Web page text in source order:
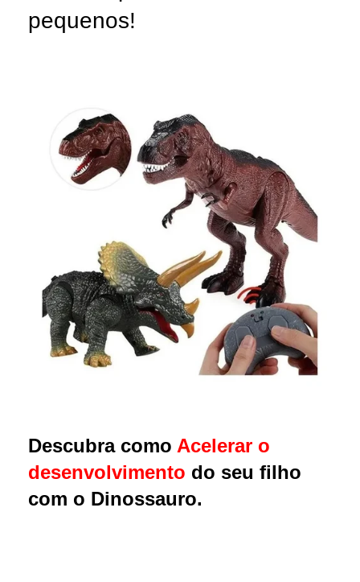
pequenos!
Descubra como Acelerar o
desenvolvimento do seu filho
com o Dinossauro.